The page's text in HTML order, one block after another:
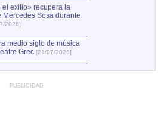
el exilio» recupera la
Sosa durante
2026]
medio siglo de música
Grec [21/07/2026]
PUBLICIDAD